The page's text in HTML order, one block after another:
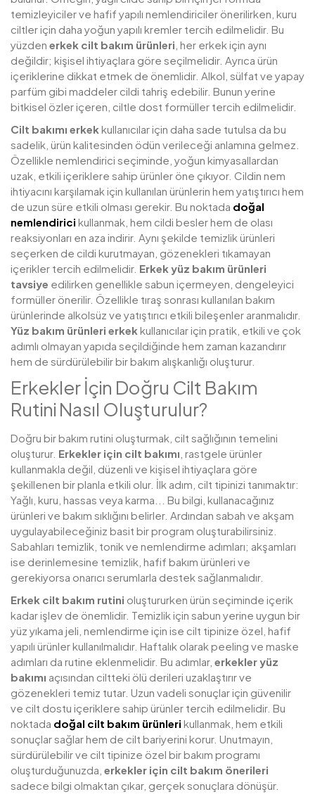
temizleyiciler ve hafif yapılı nemlendiriciler önerilirken, kuru
ciltler için daha yoğun yapılı kremler tercih edilmelidir. Bu
yüzden erkek cilt bakım ürünleri , her erkek için aynı
değildir; kişisel ihtiyaçlara göre seçilmelidir. Ayrıca ürün
içeriklerine dikkat etmek de önemlidir. Alkol, sülfat ve yapay
parfüm gibi maddeler cildi tahriş edebilir. Bunun yerine
bitkisel özler içeren, ciltle dost formüller tercih edilmelidir.
Cilt bakımı erkekkullanıcılar için daha sade tutulsa da bu
sadelik, ürün kalitesinden ödün verileceği anlamına gelmez.
Özellikle nemlendirici seçiminde, yoğun kimyasallardan
uzak, etkili içeriklere sahip ürünler öne çıkıyor. Cildin nem
ihtiyacını karşılamak için kullanılan ürünlerin hem yatıştırıcı hem
de uzun süre etkili olması gerekir. Bu noktada doğal
nemlendirici kullanmak, hem cildi besler hem de olası
reaksiyonları en aza indirir. Aynı şekilde temizlik ürünleri
seçerken de cildi kurutmayan, gözenekleri tıkamayan
içerikler tercih edilmelidir. Erkek yüz bakım ürünleri
tavsiye edilirken genellikle sabun içermeyen, dengeleyici
formüller önerilir. Özellikle tıraş sonrası kullanılan bakım
ürünlerinde alkolsüz ve yatıştırıcı etkili bileşenler aranmalıdır.
Yüz bakım ürünleri erkekkullanıcılar için pratik, etkili ve çok
adımlı olmayan yapıda seçildiğinde hem zaman kazandırır
hem de sürdürülebilir bir bakım alışkanlığı oluşturur.
Erkekler İçin Doğru Cilt Bakım
Rutini Nasıl Oluşturulur?
Doğru bir bakım rutini oluşturmak, cilt sağlığının temelini
oluşturur. Erkekler için cilt bakımı , rastgele ürünler
kullanmakla değil, düzenli ve kişisel ihtiyaçlara göre
şekillenen bir planla etkili olur. İlk adım, cilt tipinizi tanımaktır:
Yağlı, kuru, hassas veya karma... Bu bilgi, kullanacağınız
ürünleri ve bakım sıklığını belirler. Ardından sabah ve akşam
uygulayabileceğiniz basit bir program oluşturabilirsiniz.
Sabahları temizlik, tonik ve nemlendirme adımları; akşamları
ise derinlemesine temizlik, hafif bakım ürünleri ve
gerekiyorsa onarıcı serumlarla destek sağlanmalıdır.
Erkek cilt bakım rutini oluştururken ürün seçiminde içerik
kadar işlev de önemlidir. Temizlik için sabun yerine uygun bir
yüz yıkama jeli, nemlendirme için ise cilt tipinize özel, hafif
yapılı ürünler kullanılmalıdır. Haftalık olarak peeling ve maske
adımları da rutine eklenmelidir. Bu adımlar, erkekler yüz
bakımı açısından ciltteki ölü derileri uzaklaştırır ve
gözenekleri temiz tutar. Uzun vadeli sonuçlar için güvenilir
ve cilt dostu içeriklere sahip ürünler tercih edilmelidir. Bu
noktada doğal cilt bakım ürünleri kullanmak, hem etkili
sonuçlar sağlar hem de cilt bariyerini korur. Unutmayın,
sürdürülebilir ve cilt tipinize özel bir bakım programı
oluşturduğunuzda, erkekler için cilt bakım önerileri
sadece bilgi olmaktan çıkar, gerçek sonuçlara dönüşür.